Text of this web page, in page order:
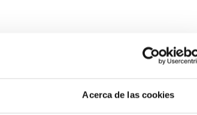
Acerca de las cookies